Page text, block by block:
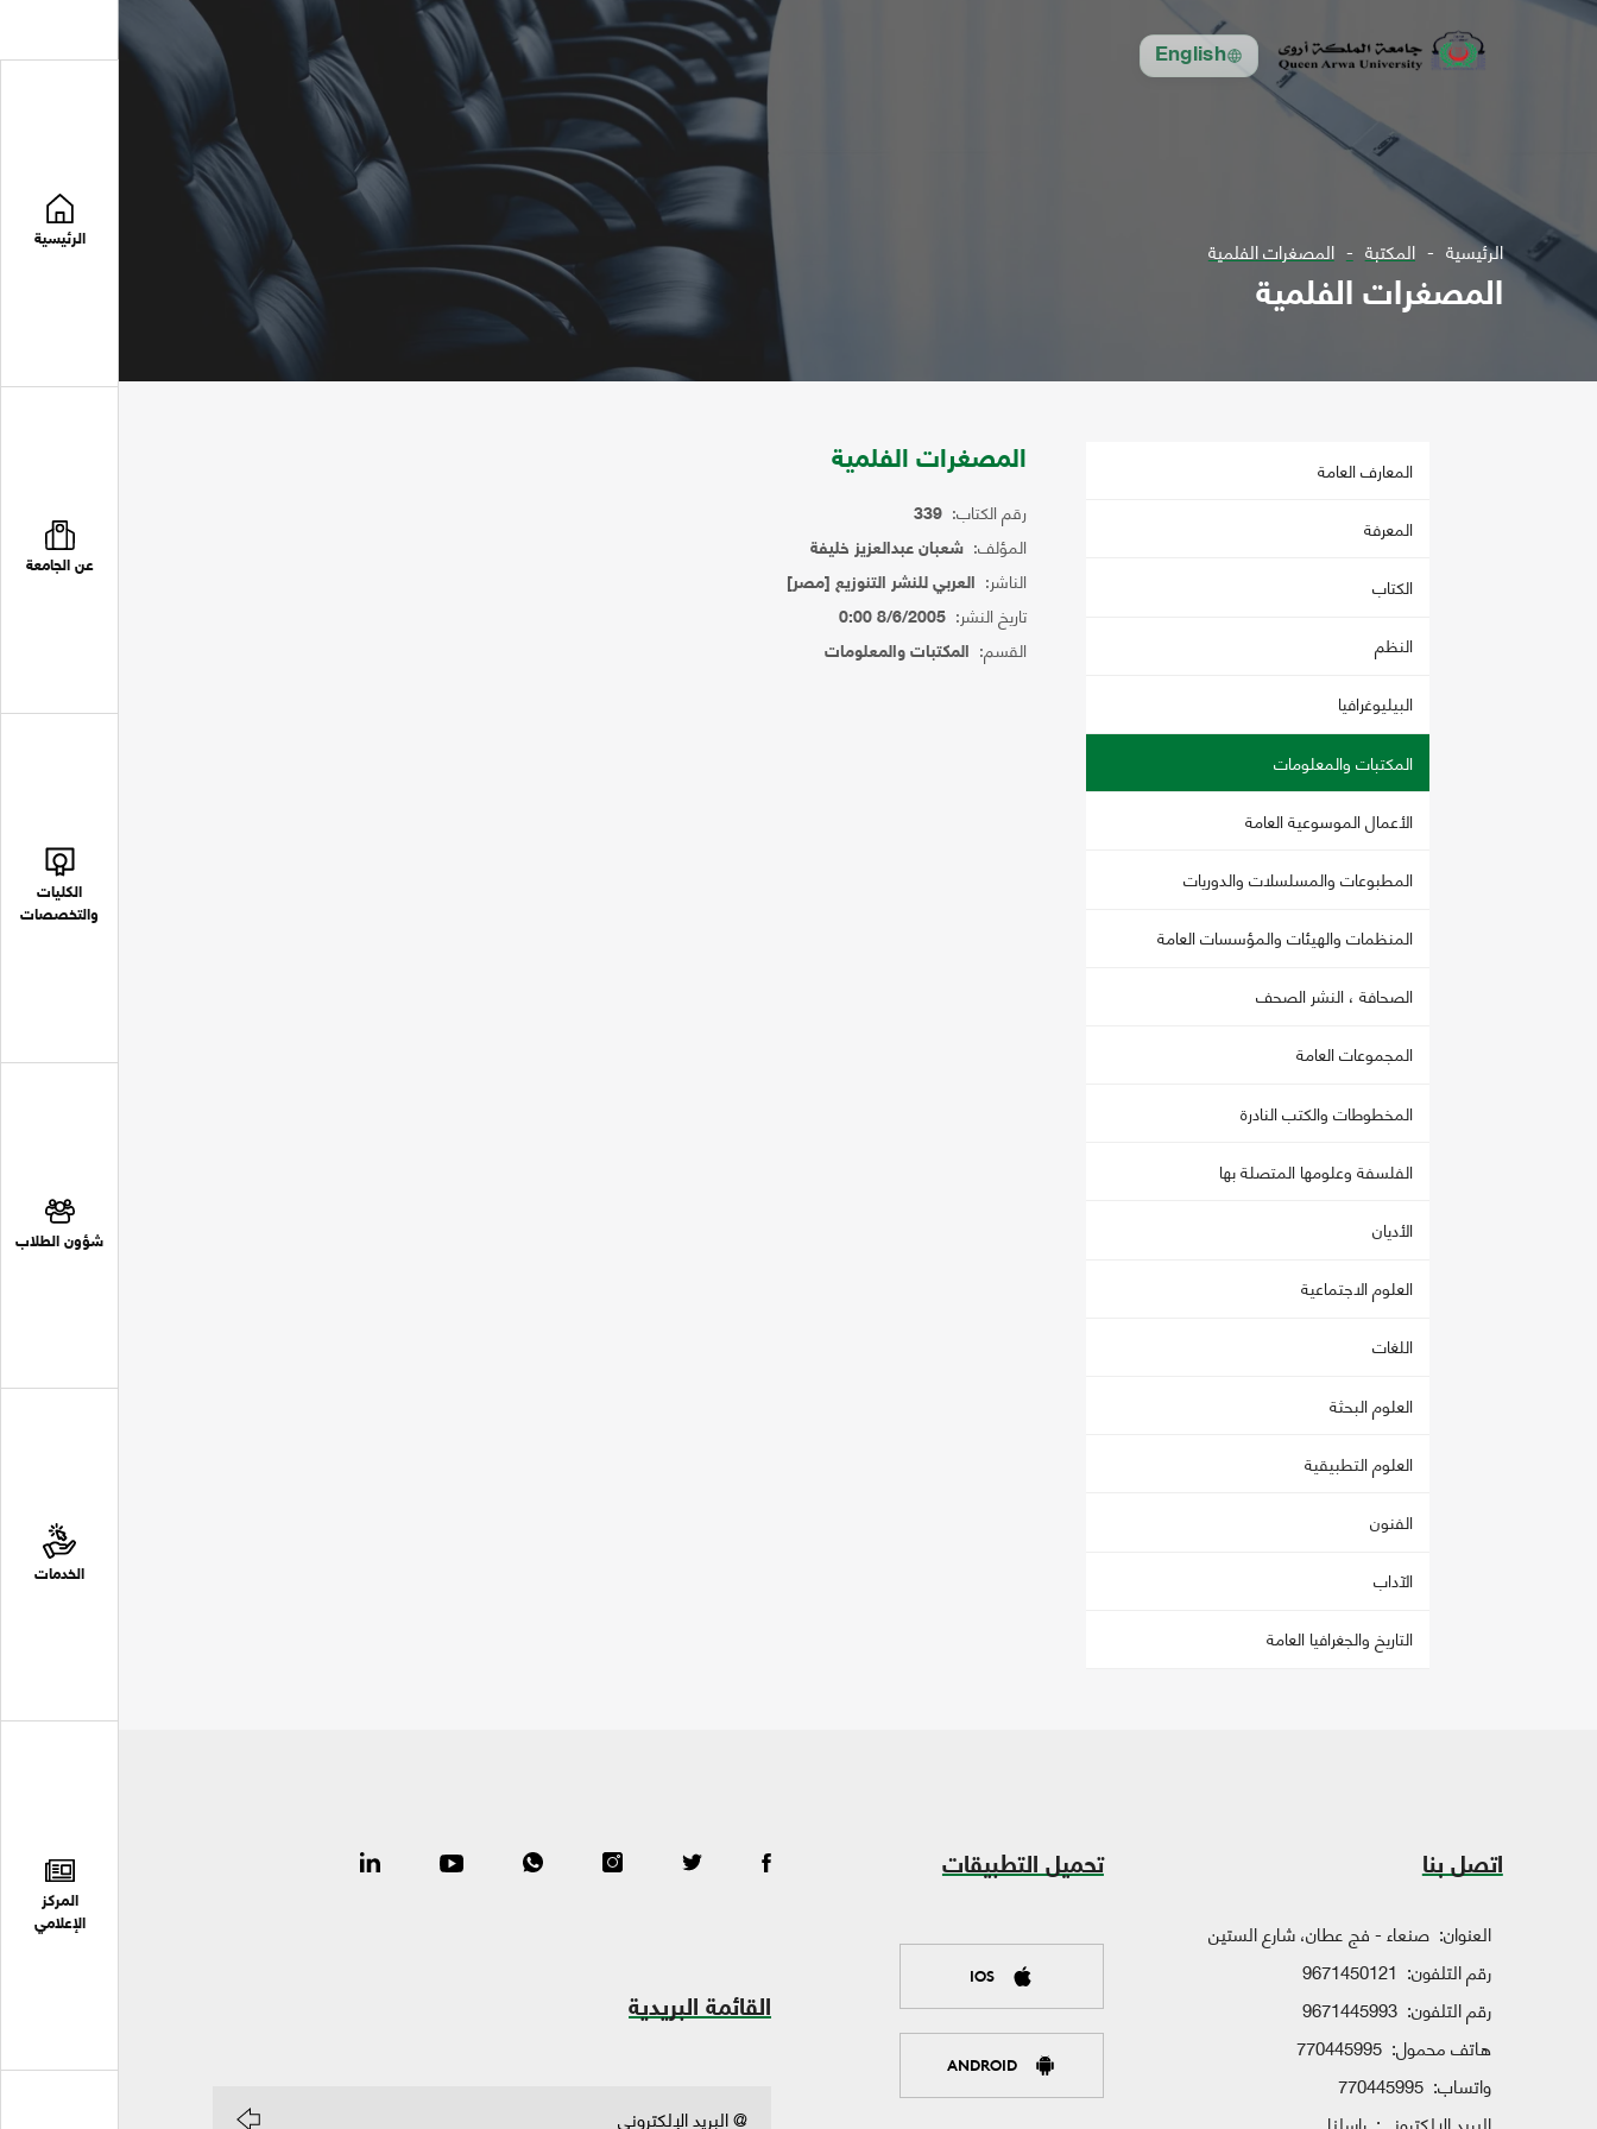
English
الرئيسية
عن الجامعة
الكليات
والتخصصات
شؤون الطلاب
الخدمات
المركز
الإعلامي
الرئيسية المكتبة المصغرات الفلمية
المصغرات الفلمية
المعارف العامة
المعرفة
الكتاب
النظم
البيليوغرافيا
المكتبات والمعلومات
الأعمال الموسوعية العامة
المطبوعات والمسلسلات والدوريات
المنظمات والهيئات والمؤسسات العامة
الصحافة ، النشر الصحف
المجموعات العامة
المخطوطات والكتب النادرة
الفلسفة وعلومها المتصلة بها
الأديان
العلوم الاجتماعية
اللغات
العلوم البحثة
العلوم التطبيقية
الفنون
الآداب
التاريخ والجغرافيا العامة
المصغرات الفلمية
رقم الكتاب: 339
المؤلف: شعبان عبدالعزيز خليفة
الناشر: العربي للنشر التنوزيع [مصر]
تاريخ النشر: 8/6/2005 0:00
القسم: المكتبات والمعلومات
اتصل بنا
العنوان: صنعاء - فج عطان، شارع الستين
رقم التلفون: 9671450121
رقم التلفون: 9671445993
هاتف محمول: 770445995
واتساب: 770445995
تحميل التطبيقات
IOS
ANDROID
القائمة البريدية